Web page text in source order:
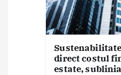
direct costul
estate,